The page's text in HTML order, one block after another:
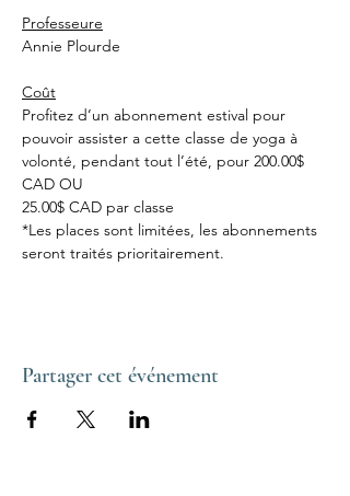
Professeure
Annie Plourde
Coût
Profitez d’un abonnement estival pour
pouvoir assister a cette classe de yoga à
volonté, pendant tout l’été, pour 200.00$
CAD OU
25.00$ CAD par classe
*Les places sont limitées, les abonnements
seront traités prioritairement.
Partager cet événement